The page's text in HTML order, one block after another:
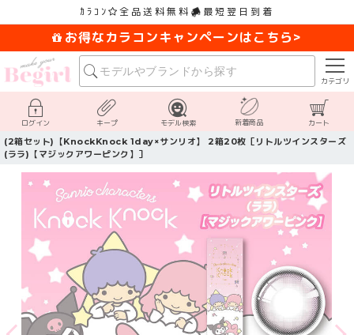
ｶﾗｺﾝ 全品送料無料 最短翌日到着
お得なカラコンキャンペーンはこちら>
カテゴリ
ログイン キープ モデル検索 新着商品 カート
(2箱セット)【KnockKnock 1day×サンリオ】 2箱20枚［リトルツインスターズ
(ララ)【マジックアワーピンク】］